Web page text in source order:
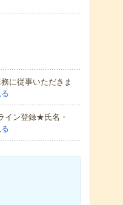
に従事いただきま
イン登録★氏名・